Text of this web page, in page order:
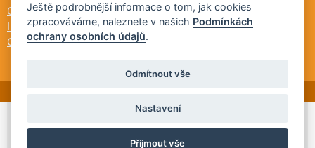
Ochrana osobních údajů
Informace ÚKZÚZ
Cookies
© 2026 Citrus-shop.cz -Partnerský
Ještě podrobnější informace o tom, jak cookies
zpracováváme, naleznete v našich Podmínkách
ochrany osobních údajů.
Odmítnout vše
Nastavení
Přijmout vše